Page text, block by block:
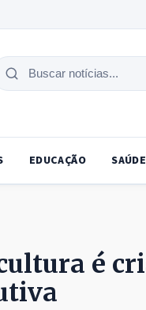
Buscar
EDUCAÇÃO SAÚDE
é